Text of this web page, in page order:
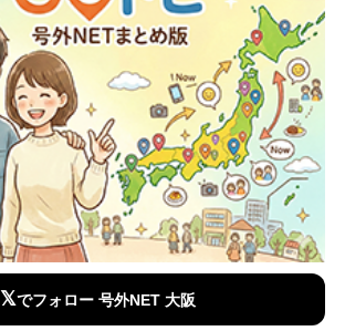
𝕏でフォロー 号外NET 大阪